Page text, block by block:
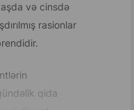
və cinsdə
rasionlar
qida